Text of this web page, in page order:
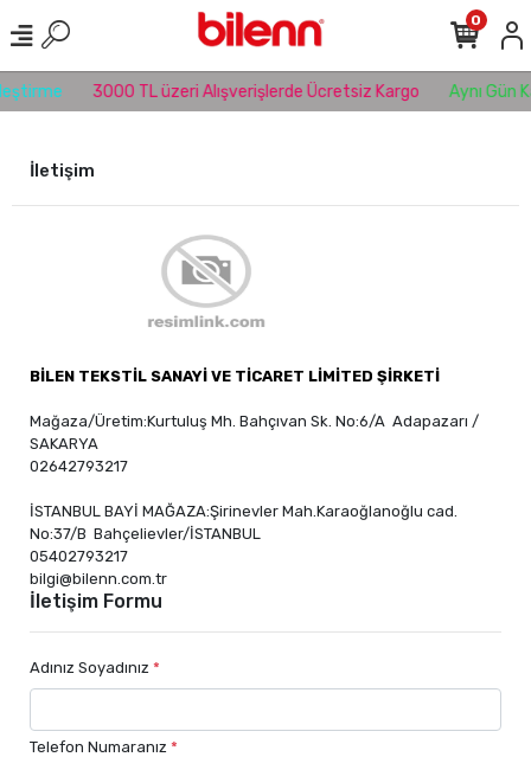
3000 TL üzeri Alışverişlerde Ücretsiz Kargo Aynı Gün
0
İletişim
BİLEN TEKSTİL SANAYİ VE TİCARET LİMİTED ŞİRKETİ
Mağaza/Üretim:Kurtuluş Mh. Bahçıvan Sk. No:6/A Adapazarı /
SAKARYA
02642793217
İSTANBUL BAYİ MAĞAZA:Şirinevler Mah.Karaoğlanoğlu cad.
No:37/B Bahçelievler/İSTANBUL
05402793217
bilgi@bilenn.com.tr
İletişim Formu
Adınız Soyadınız *
Telefon Numaranız *